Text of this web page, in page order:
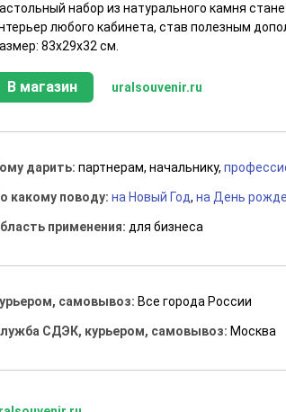
набор из натурального камня
любого кабинета, став полезным
83х29х32 см.
В магазин uralsouvenir.ru
дарить:партнерам, начальнику,
какому поводу:на Новый Год,на День
применения:для бизнеса
самовывоз: Все города России
СДЭК, курьером, самовывоз: Москва